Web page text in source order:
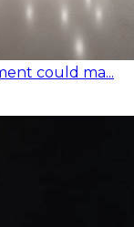
could ma...